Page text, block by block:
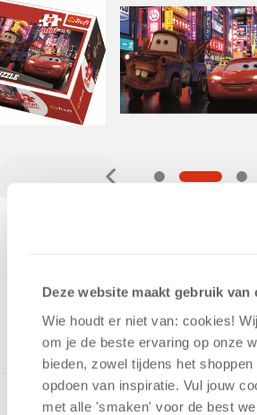
Deze website maakt gebruik van
Wie houdt er niet van: cookies!
om je de beste ervaring op onze
bieden, zowel tijdens het shoppen
opdoen van inspiratie. Vul jouw
met alle 'smaken' voor de best
ONTVANG 10
Minipuzzel met een afbeelding uit de